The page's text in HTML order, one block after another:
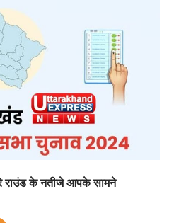
राउंड के नतीजे आपके सामने